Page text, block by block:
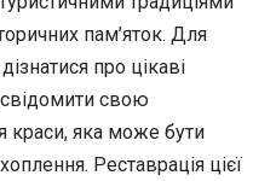
пам’яток. Для
про цікаві
свою
краси, яка може бути
Реставрація цієї